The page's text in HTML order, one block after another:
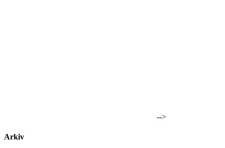
-->
Arkiv